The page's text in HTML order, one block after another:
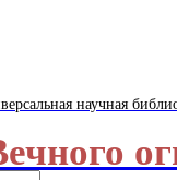
научная